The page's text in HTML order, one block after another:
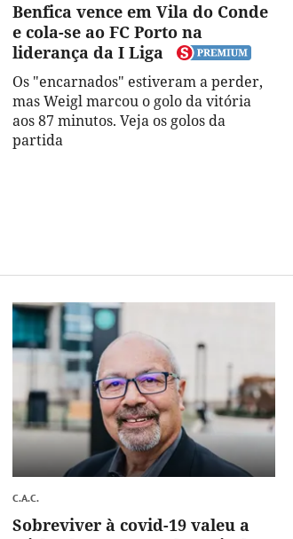
Benfica vence em Vila do Conde
e cola-se ao FC Porto na
liderança da I Liga
Os "encarnados" estiveram a perder,
mas Weigl marcou o golo da vitória
aos 87 minutos. Veja os golos da
partida
C.A.C.
Sobreviver à covid-19 valeu a